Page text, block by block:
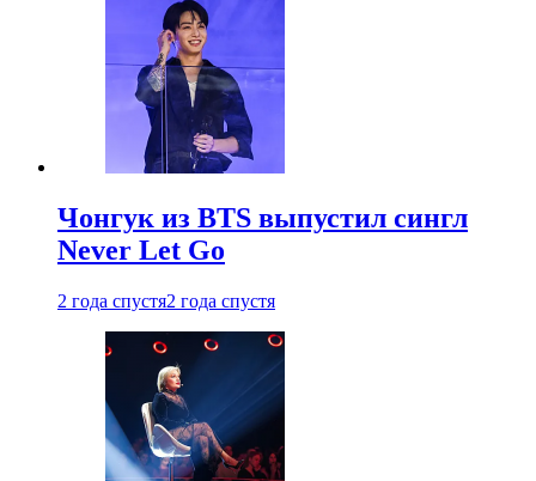
Чонгук из BTS выпустил сингл
Never Let Go
2 года спустя2 года спустя